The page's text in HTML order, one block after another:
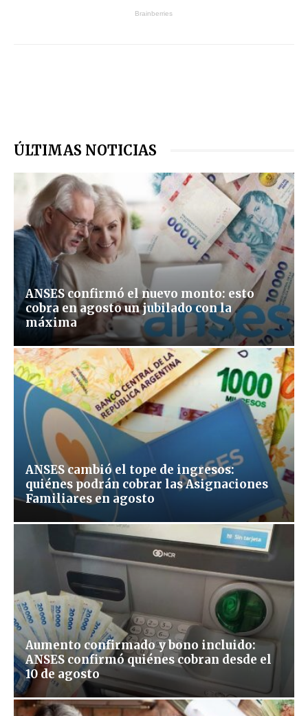
ÚLTIMAS NOTICIAS
ANSES confirmó el nuevo monto: esto
cobra en agosto un jubilado con la
máxima
ANSES cambió el tope de ingresos:
quiénes podrán cobrar las Asignaciones
Familiares en agosto
Aumento confirmado y bono incluido:
ANSES confirmó quiénes cobran desde el
10 de agosto